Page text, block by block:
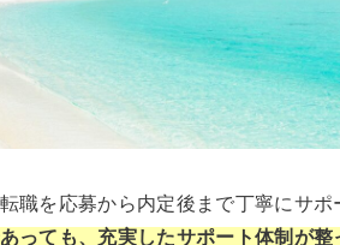
職を応募から内定後まで丁寧にサポ
っても、充実したサポート体制が整